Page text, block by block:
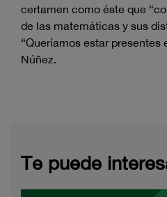
certamen como éste que
de las matemáticas y sus
“Queríamos estar presentes
Núñez.
Te puede